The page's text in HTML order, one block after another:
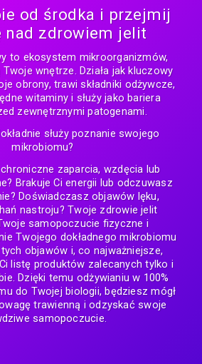
od środka i przejmij
nad zdrowiem jelit
to ekosystem mikroorganizmów,
wnętrze. Działa jak kluczowy
obrony, trawi składniki odżywcze,
witaminy i służy jako bariera
zewnętrznymi patogenami.
służy poznanie swojego
mikrobiomu?
zaparcia, wzdęcia lub
Brakuje Ci energii lub odczuwasz
Doświadczasz objawów lęku,
nastroju? Twoje zdrowie jelit
samopoczucie fizyczne i
Twojego dokładnego mikrobiomu
tych objawów i, co najważniejsze,
listę produktów zalecanych tylko i
Dzięki temu odżywianiu w 100%
do Twojej biologii, będziesz mógł
trawienną i odzyskać swoje
samopoczucie.